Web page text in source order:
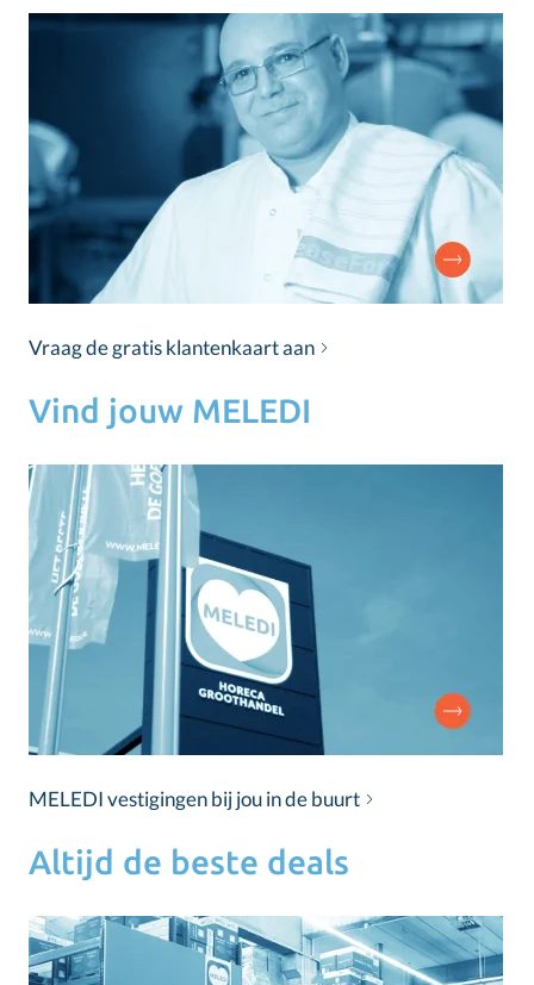
Vraag de gratis klantenkaart aan
Vind jouw MELEDI
MELEDI vestigingen bij jou in de buurt
Altijd de beste deals